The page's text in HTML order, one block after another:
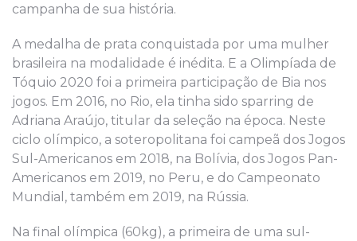
campanha de sua história.
A medalha de prata conquistada por uma mulher
brasileira na modalidade é inédita. E a Olimpíada de
Tóquio 2020 foi a primeira participação de Bia nos
jogos. Em 2016, no Rio, ela tinha sido sparring de
Adriana Araújo, titular da seleção na época. Neste
ciclo olímpico, a soteropolitana foi campeã dos Jogos
Sul-Americanos em 2018, na Bolívia, dos Jogos Pan-
Americanos em 2019, no Peru, e do Campeonato
Mundial, também em 2019, na Rússia.
Na final olímpica (60kg), a primeira de uma sul-